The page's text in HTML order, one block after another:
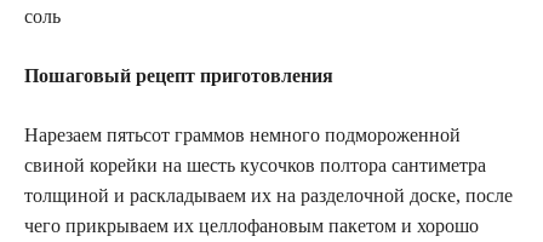
соль
Пошаговый рецепт приготовления
Нарезаем пятьсот граммов немного подмороженной
свиной корейки на шесть кусочков полтора сантиметра
толщиной и раскладываем их на разделочной доске, после
чего прикрываем их целлофановым пакетом и хорошо